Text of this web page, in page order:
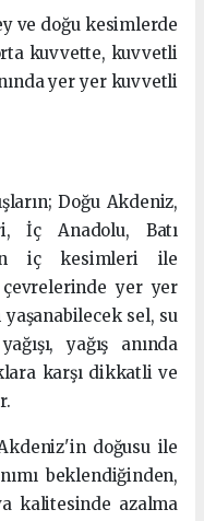
ve doğu kesimlerde
kuvvette, kuvvetli
yer yer kuvvetli
Doğu Akdeniz,
İç Anadolu, Batı
iç kesimleri ile
yer yer
sel, su
yağış anında
karşı dikkatli ve
doğusu ile
beklendiğinden,
kalitesinde azalma